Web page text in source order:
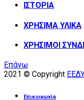
ΙΣΤΟΡΙΑ
ΧΡΗΣΙΜΑ ΥΛΙΚΑ
ΧΡΗΣΙΜΟΙ
Επάνω
2021 © Copyright
Επικοινωνία